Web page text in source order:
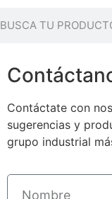
Contáctate con
sugerencias y
grupo industrial